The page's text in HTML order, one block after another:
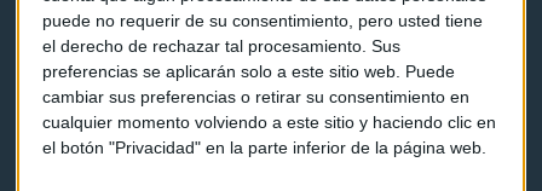
puede no requerir de su consentimiento, pero usted tiene
el derecho de rechazar tal procesamiento. Sus
preferencias se aplicarán solo a este sitio web. Puede
cambiar sus preferencias o retirar su consentimiento en
cualquier momento volviendo a este sitio y haciendo clic en
el botón "Privacidad" en la parte inferior de la página web.
Contacto & Legal
Contacto
Cómo escucharnos
Política de privacidad